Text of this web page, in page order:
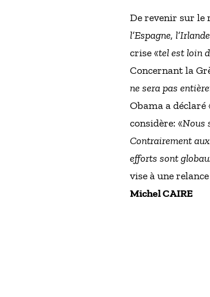
De revenir sur le
l’Espagne,
crise «tel est loin
Concernant la
ne sera pas
Obama a déclaré
considère: «Nous
Contrairement
efforts sont
vise à une
Michel CAIRE